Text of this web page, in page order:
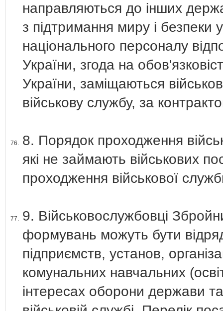
направляються до інших
з підтримання миру і безпеки
національного персоналу
України, згода на
України, заміщаються
військову службу, за
76. 8. Порядок проходження
які не займають військових
проходження військової
77. 9. Військовослужбовці
формувань можуть бути
підприємств, установ,
комунальних навчальних
інтересах оборони держави